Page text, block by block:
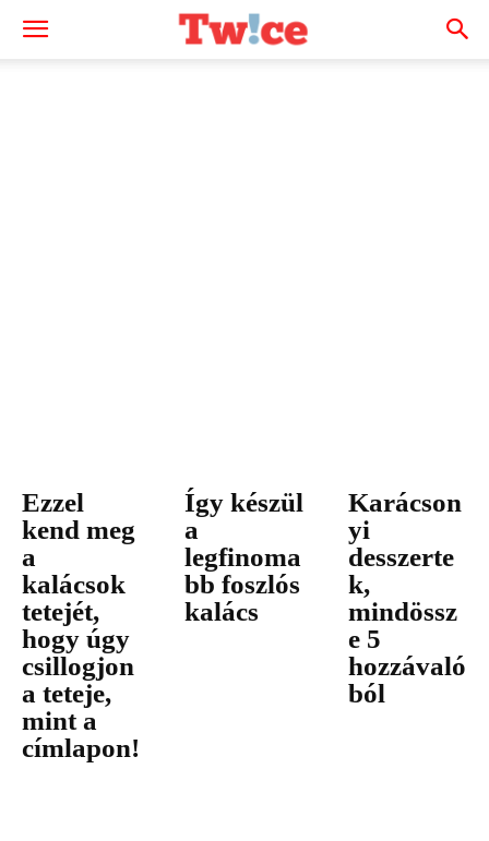
Ezzel
kend meg
a
kalácsok
tetejét,
hogy úgy
csillogjon
a teteje,
mint a
címlapon!
Így készül
a
legfinoma
bb foszlós
kalács
Karácson
yi
desszerte
k,
mindössz
e 5
hozzávaló
ból